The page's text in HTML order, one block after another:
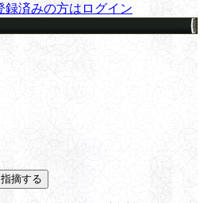
録済みの方はログイン
指摘する